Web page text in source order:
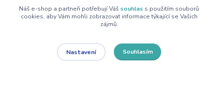
Náš e-shop a partneři potřebují Váš souhlas s použitím souborů
cookies, aby Vám mohli zobrazovat informace týkající se Vašich
zájmů.
Nastavení Souhlasím